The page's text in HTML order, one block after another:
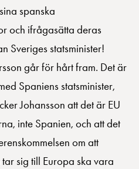
spanska
och ifrågasätta deras
Sveriges statsminister!
går för hårt fram. Det är
Spaniens statsminister,
Johansson att det är EU
inte Spanien, och att det
om att
sig till Europa ska vara